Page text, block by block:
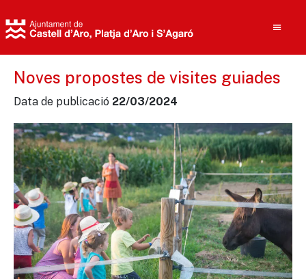
Noves propostes de visites guiades
Data de publicació 22/03/2024